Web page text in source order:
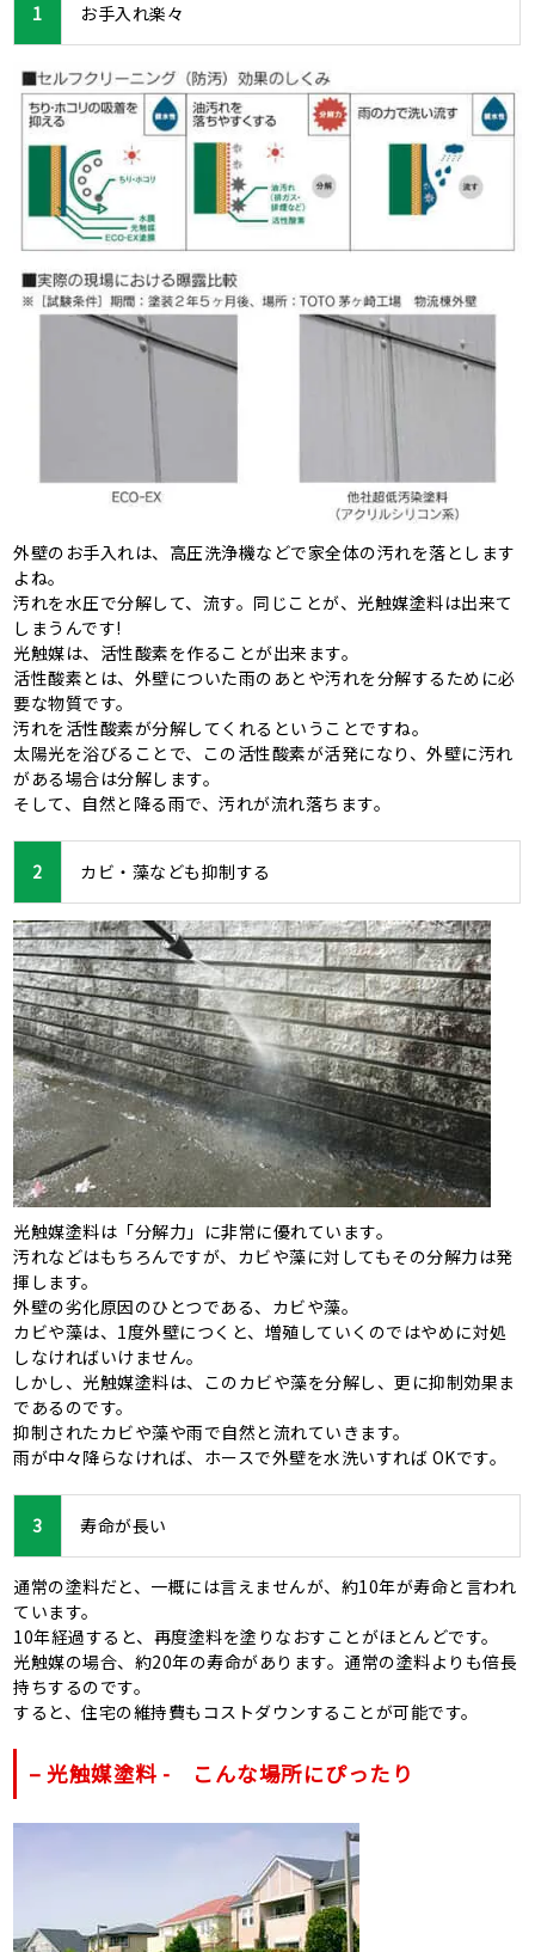
1 お手入れ楽々
外壁のお手入れは、高圧洗浄機などで家全体の汚れを落とします
よね。
汚れを水圧で分解して、流す。同じことが、光触媒塗料は出来て
しまうんです!
光触媒は、活性酸素を作ることが出来ます。
活性酸素とは、外壁についた雨のあとや汚れを分解するために必
要な物質です。
汚れを活性酸素が分解してくれるということですね。
太陽光を浴びることで、この活性酸素が活発になり、外壁に汚れ
がある場合は分解します。
そして、自然と降る雨で、汚れが流れ落ちます。
2 カビ・藻なども抑制する
光触媒塗料は「分解力」に非常に優れています。
汚れなどはもちろんですが、カビや藻に対してもその分解力は発
揮します。
外壁の劣化原因のひとつである、カビや藻。
カビや藻は、1度外壁につくと、増殖していくのではやめに対処
しなければいけません。
しかし、光触媒塗料は、このカビや藻を分解し、更に抑制効果ま
であるのです。
抑制されたカビや藻や雨で自然と流れていきます。
雨が中々降らなければ、ホースで外壁を水洗いすれば OKです。
3 寿命が長い
通常の塗料だと、一概には言えませんが、約10年が寿命と言われ
ています。
10年経過すると、再度塗料を塗りなおすことがほとんどです。
光触媒の場合、約20年の寿命があります。通常の塗料よりも倍長
持ちするのです。
すると、住宅の維持費もコストダウンすることが可能です。
– 光触媒塗料 - こんな場所にぴったり